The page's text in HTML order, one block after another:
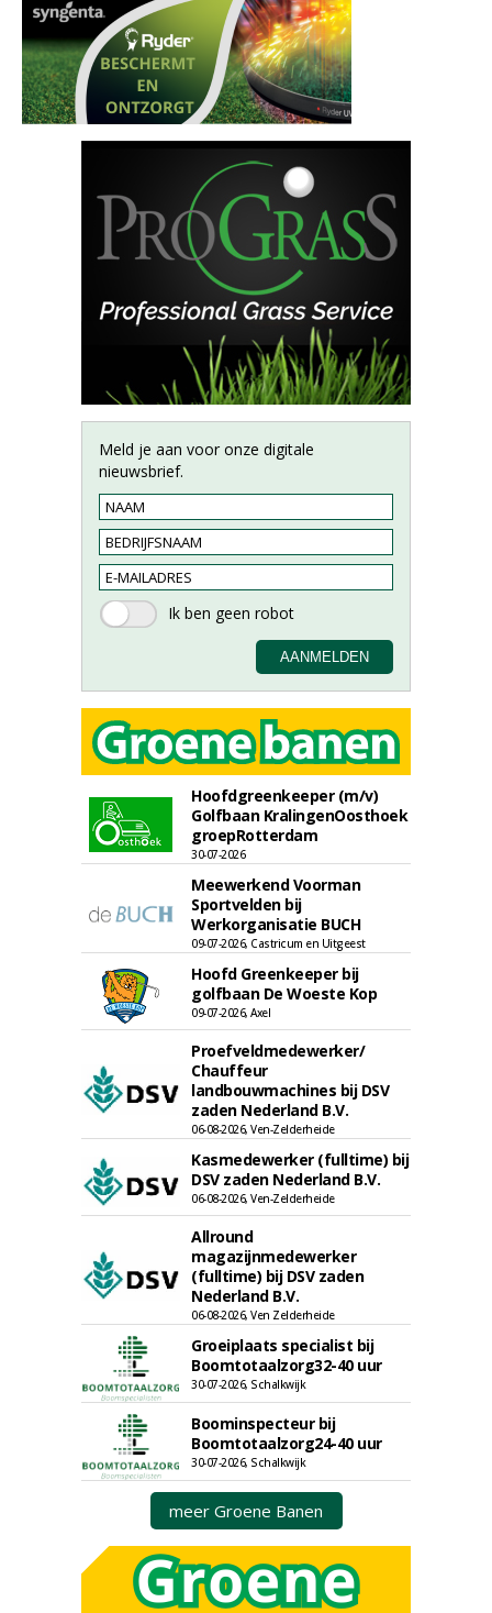
Meld je aan voor onze digitale
nieuwsbrief.
Hoofdgreenkeeper (m/v)
Golfbaan KralingenOosthoek
groepRotterdam
30-07-2026
Meewerkend Voorman
Sportvelden bij
Werkorganisatie BUCH
09-07-2026, Castricum en Uitgeest
Hoofd Greenkeeper bij
golfbaan De Woeste Kop
09-07-2026, Axel
Proefveldmedewerker/
Chauffeur
landbouwmachines bij DSV
zaden Nederland B.V.
06-08-2026, Ven-Zelderheide
Kasmedewerker (fulltime) bij
DSV zaden Nederland B.V.
06-08-2026, Ven-Zelderheide
Allround
magazijnmedewerker
(fulltime) bij DSV zaden
Nederland B.V.
06-08-2026, Ven Zelderheide
Groeiplaats specialist bij
Boomtotaalzorg32-40 uur
30-07-2026, Schalkwijk
Boominspecteur bij
Boomtotaalzorg24-40 uur
30-07-2026, Schalkwijk
meer Groene Banen